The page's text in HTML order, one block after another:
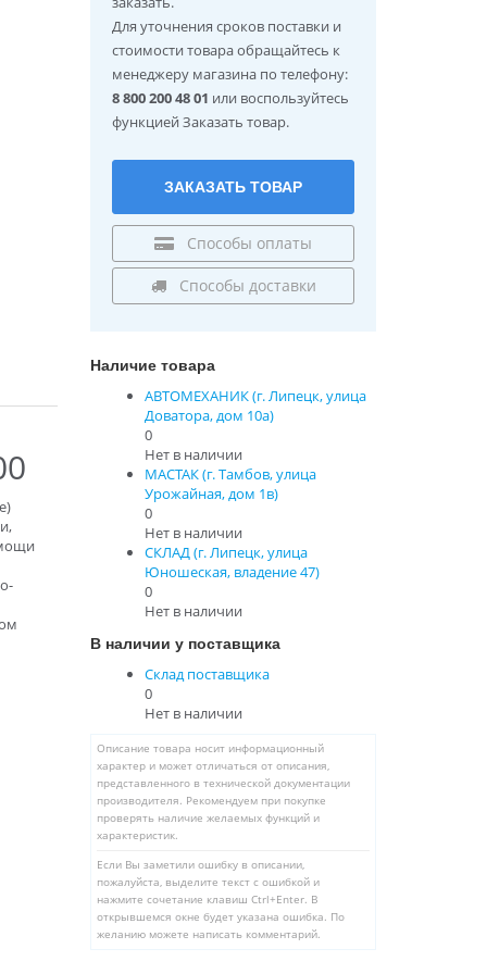
Для уточнения сроков поставки и
стоимости товара обращайтесь к
менеджеру магазина по телефону:
8 800 200 48 01 или воспользуйтесь
функцией Заказать товар.
ЗАКАЗАТЬ ТОВАР
Способы оплаты
Способы доставки
Наличие товара
АВТОМЕХАНИК (г. Липецк, улица
Доватора, дом 10а)
0
Нет в наличии
МАСТАК (г. Тамбов, улица
Урожайная, дом 1в)
0
Нет в наличии
СКЛАД (г. Липецк, улица
Юношеская, владение 47)
0
Нет в наличии
В наличии у поставщика
Склад поставщика
0
Нет в наличии
Описание товара носит информационный
характер и может отличаться от описания,
представленного в технической документации
производителя. Рекомендуем при покупке
проверять наличие желаемых функций и
характеристик.
Если Вы заметили ошибку в описании,
пожалуйста, выделите текст с ошибкой и
нажмите сочетание клавиш Ctrl+Enter. В
открывшемся окне будет указана ошибка. По
желанию можете написать комментарий.